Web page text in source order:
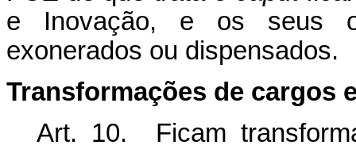
e Inovação, e os seus
exonerados ou dispensados.
Transformações de cargos
Art. 10. Ficam